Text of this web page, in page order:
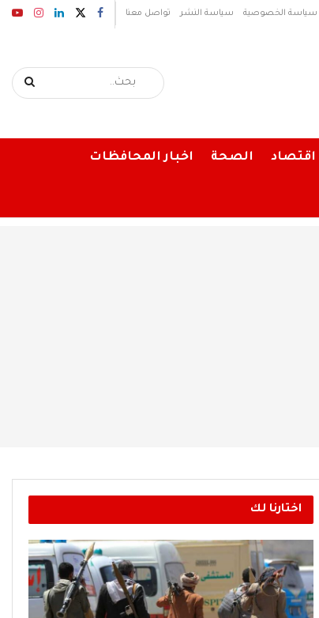
سياسة الخصوصية سياسة النشر تواصل معنا
اقتصاد الصحة اخبار المحافظات
اختارنا لك